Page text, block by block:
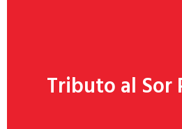
Clicca
Tributo al Sor